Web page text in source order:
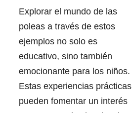
Explorar el mundo de las
poleas a través de estos
ejemplos no solo es
educativo, sino también
emocionante para los niños.
Estas experiencias prácticas
pueden fomentar un interés